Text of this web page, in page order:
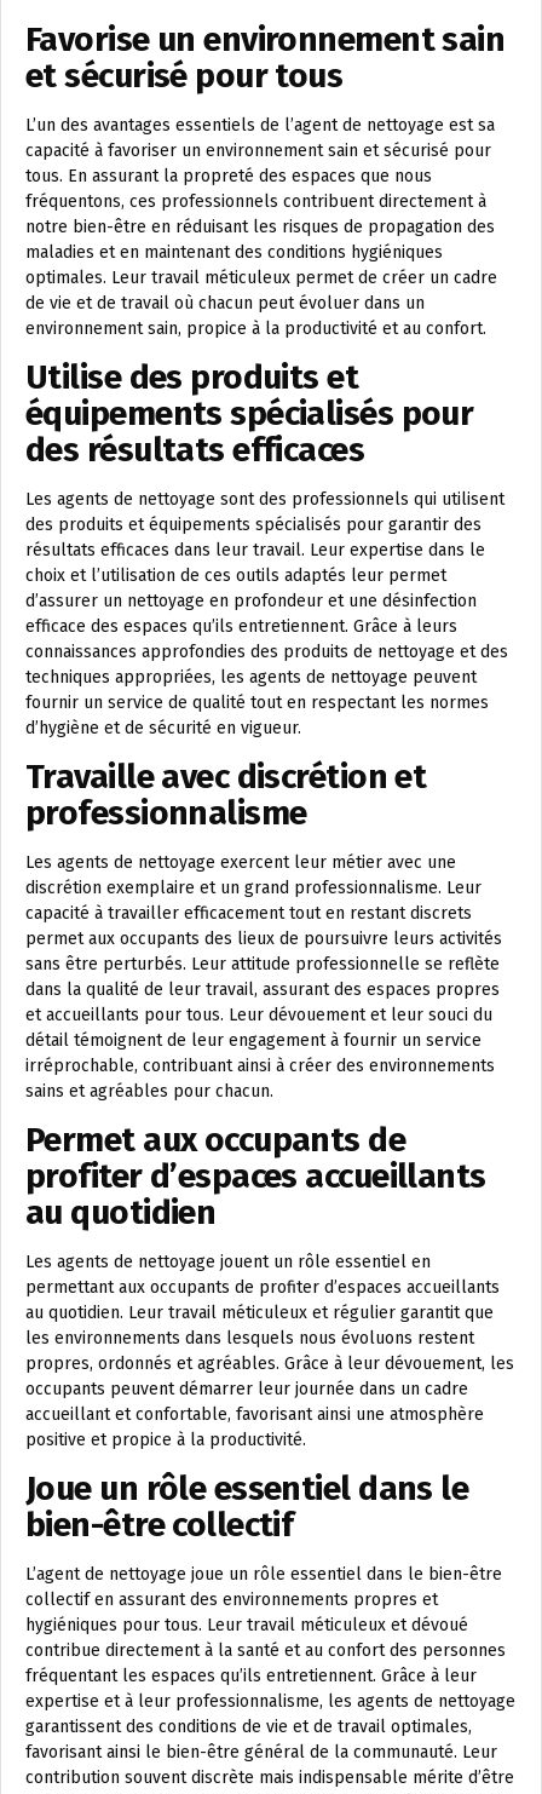
Favorise un environnement sain
et sécurisé pour tous
L’un des avantages essentiels de l’agent de nettoyage est sa
capacité à favoriser un environnement sain et sécurisé pour
tous. En assurant la propreté des espaces que nous
fréquentons, ces professionnels contribuent directement à
notre bien-être en réduisant les risques de propagation des
maladies et en maintenant des conditions hygiéniques
optimales. Leur travail méticuleux permet de créer un cadre
de vie et de travail où chacun peut évoluer dans un
environnement sain, propice à la productivité et au confort.
Utilise des produits et
équipements spécialisés pour
des résultats efficaces
Les agents de nettoyage sont des professionnels qui utilisent
des produits et équipements spécialisés pour garantir des
résultats efficaces dans leur travail. Leur expertise dans le
choix et l’utilisation de ces outils adaptés leur permet
d’assurer un nettoyage en profondeur et une désinfection
efficace des espaces qu’ils entretiennent. Grâce à leurs
connaissances approfondies des produits de nettoyage et des
techniques appropriées, les agents de nettoyage peuvent
fournir un service de qualité tout en respectant les normes
d’hygiène et de sécurité en vigueur.
Travaille avec discrétion et
professionnalisme
Les agents de nettoyage exercent leur métier avec une
discrétion exemplaire et un grand professionnalisme. Leur
capacité à travailler efficacement tout en restant discrets
permet aux occupants des lieux de poursuivre leurs activités
sans être perturbés. Leur attitude professionnelle se reflète
dans la qualité de leur travail, assurant des espaces propres
et accueillants pour tous. Leur dévouement et leur souci du
détail témoignent de leur engagement à fournir un service
irréprochable, contribuant ainsi à créer des environnements
sains et agréables pour chacun.
Permet aux occupants de
profiter d’espaces accueillants
au quotidien
Les agents de nettoyage jouent un rôle essentiel en
permettant aux occupants de profiter d’espaces accueillants
au quotidien. Leur travail méticuleux et régulier garantit que
les environnements dans lesquels nous évoluons restent
propres, ordonnés et agréables. Grâce à leur dévouement, les
occupants peuvent démarrer leur journée dans un cadre
accueillant et confortable, favorisant ainsi une atmosphère
positive et propice à la productivité.
Joue un rôle essentiel dans le
bien-être collectif
L’agent de nettoyage joue un rôle essentiel dans le bien-être
collectif en assurant des environnements propres et
hygiéniques pour tous. Leur travail méticuleux et dévoué
contribue directement à la santé et au confort des personnes
fréquentant les espaces qu’ils entretiennent. Grâce à leur
expertise et à leur professionnalisme, les agents de nettoyage
garantissent des conditions de vie et de travail optimales,
favorisant ainsi le bien-être général de la communauté. Leur
contribution souvent discrète mais indispensable mérite d’être